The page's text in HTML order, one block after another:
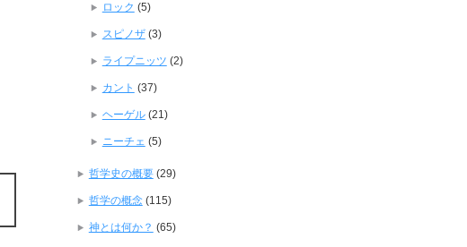
ロック (5)
スピノザ(3)
ライプニッツ (2)
カント (37)
ヘーゲル(21)
ニーチェ (5)
哲学史の概要(29)
哲学の概念(115)
神とは何か？ (65)